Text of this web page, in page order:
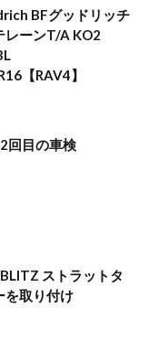
BFグッドリッチ
レーンT/A KO2
【RAV4】
回目の車検
ストラットタ
を取り付け